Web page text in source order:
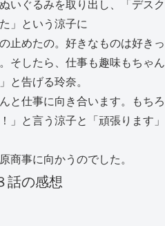
いぐるみを取り出し、「デスク
」という涼子に
止めたの。好きなものは好きっ
そしたら、仕事も趣味もちゃん
と告げる玲奈。
と仕事に向き合います。もちろ
」と言う涼子と「頑張ります」
商事に向かうのでした。
話の感想